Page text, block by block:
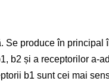
produce în principal
b2 și a receptorilor a-
b1 sunt cei mai